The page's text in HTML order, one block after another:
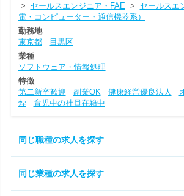
> セールスエンジニア・FAE > セールスエ
電・コンピューター・通信機器系）
勤務地
東京都
目黒区
業種
ソフトウェア・情報処理
特徴
第二新卒歓迎
副業OK 健康経営優良法人
煙
育児中の社員在籍中
同じ職種の求人を探す
同じ業種の求人を探す